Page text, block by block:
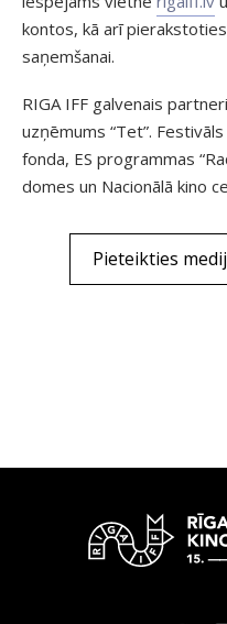
kontos, kā arī
saņemšanai.
RIGA IFF galvenais
uzņēmums “Tet”.
fonda, ES programmas
domes un Nacionālā kino
Pieteikties